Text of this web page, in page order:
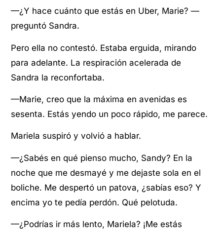
—¿Y hace cuánto que estás en Uber, Marie? —
preguntó Sandra.
Pero ella no contestó. Estaba erguida, mirando
para adelante. La respiración acelerada de
Sandra la reconfortaba.
—Marie, creo que la máxima en avenidas es
sesenta. Estás yendo un poco rápido, me parece.
Mariela suspiró y volvió a hablar.
—¿Sabés en qué pienso mucho, Sandy? En la
noche que me desmayé y me dejaste sola en el
boliche. Me despertó un patova, ¿sabías eso? Y
encima yo te pedía perdón. Qué pelotuda.
—¿Podrías ir más lento, Mariela? ¡Me estás